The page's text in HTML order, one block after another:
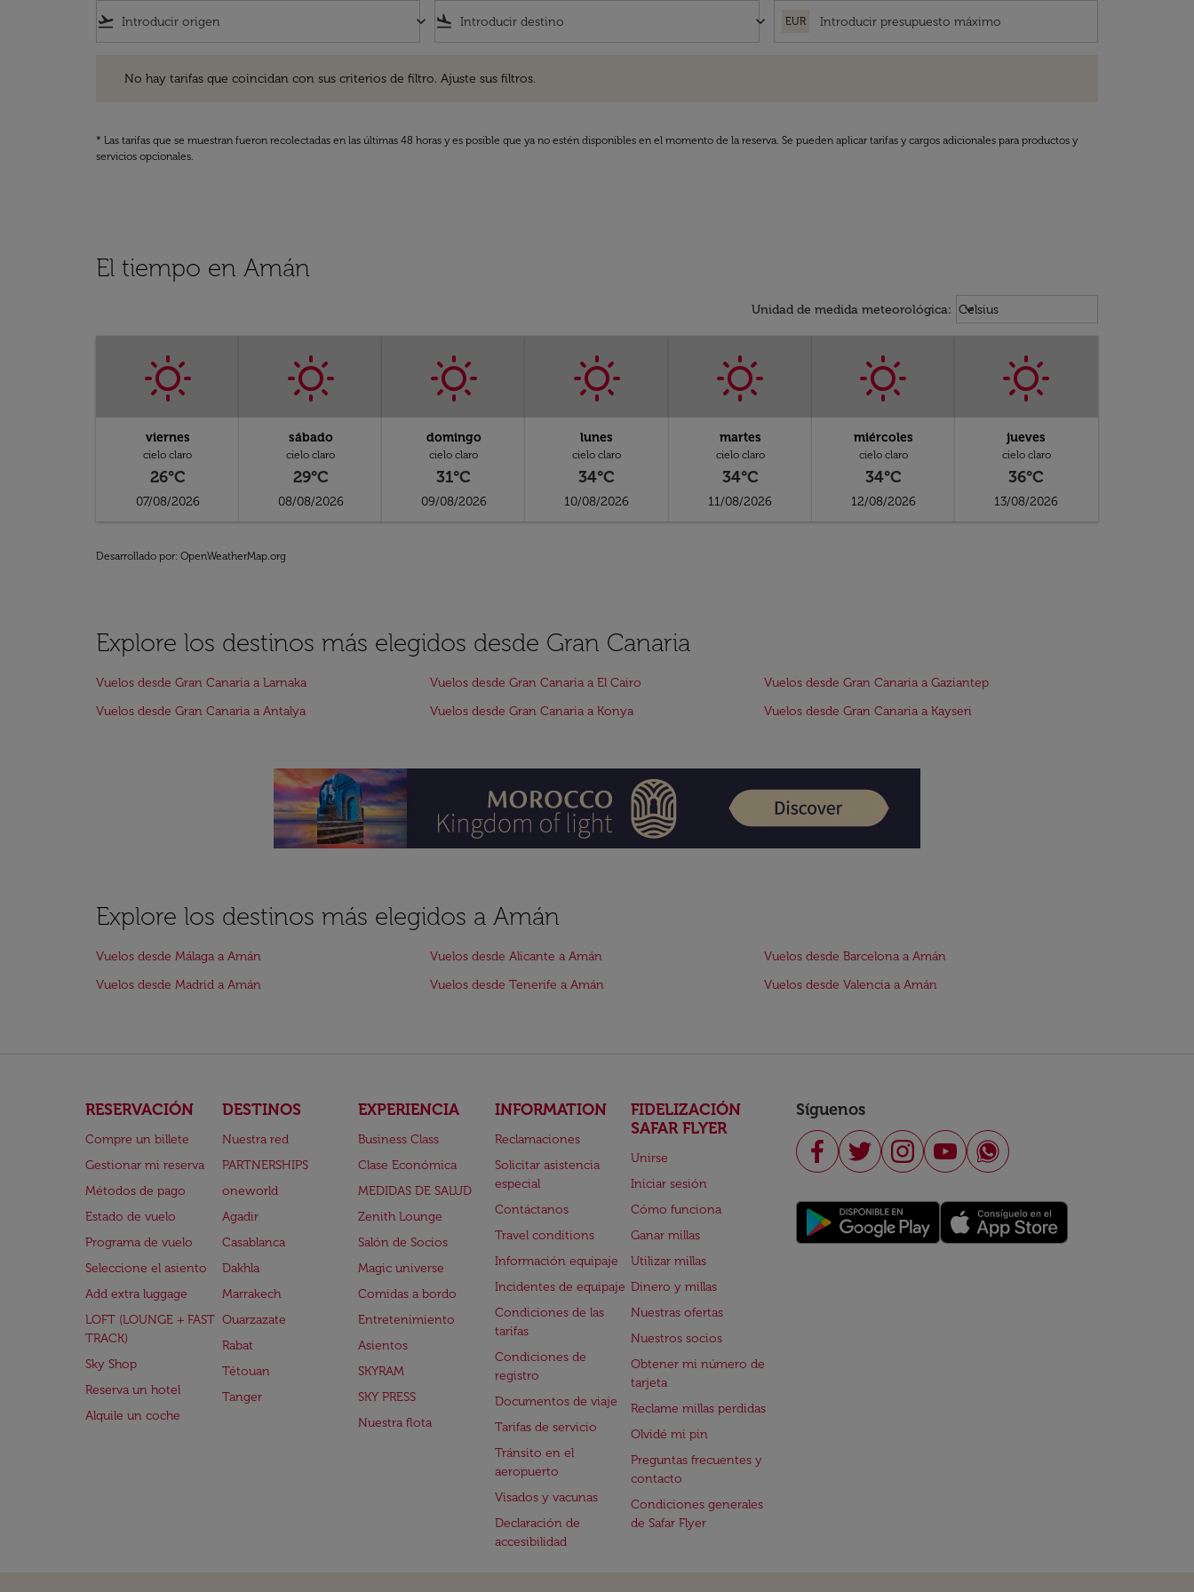
flight_takeoff keyboard_arrow_down flight_land keyboard_arrow_down EUR
No hay tarifas que coincidan con sus criterios de filtro. Ajuste sus filtros.
* Las tarifas que se muestran fueron recolectadas en las últimas 48 horas y es posible que ya no estén disponibles en el momento de la reserva. Se pueden aplicar tarifas y cargos adicionales para productos y
servicios opcionales.
El tiempo en Amán
Unidad de medida meteorológica: Weather unit option Celsius
Celsius
keyboard_arrow_down
viernes
cielo claro
26°C
07/08/2026
sábado
cielo claro
29°C
08/08/2026
domingo
cielo claro
31°C
09/08/2026
lunes
cielo claro
34°C
10/08/2026
martes
cielo claro
34°C
11/08/2026
miércoles
cielo claro
34°C
12/08/2026
jueves
cielo claro
36°C
13/08/2026
Desarrollado por: OpenWeatherMap.org
Explore los destinos más elegidos desde Gran Canaria
Vuelos desde Gran Canaria a Larnaka Vuelos desde Gran Canaria a El Cairo
Vuelos desde Gran Canaria a Gaziantep
Vuelos desde Gran Canaria a Antalya
Vuelos desde Gran Canaria a Konya Vuelos desde Gran Canaria a Kayseri
Explore los destinos más elegidos a Amán
Vuelos desde Málaga a Amán Vuelos desde Alicante a Amán
Vuelos desde Barcelona a Amán
Vuelos desde Madrid a Amán
Vuelos desde Tenerife a Amán Vuelos desde Valencia a Amán
RESERVACIÓN
Compre un billete
Gestionar mi reserva
Métodos de pago
Estado de vuelo
Programa de vuelo
Seleccione el asiento
Add extra luggage
LOFT (LOUNGE + FAST
TRACK)
Sky Shop
Reserva un hotel
Alquile un coche
DESTINOS
Nuestra red
PARTNERSHIPS
oneworld
Agadir
Casablanca
Dakhla
Marrakech
Ouarzazate
Rabat
Tétouan
Tanger
EXPERIENCIA
Business Class
Clase Económica
MEDIDAS DE SALUD
Zenith Lounge
Salón de Socios
Magic universe
Comidas a bordo
Entretenimiento
Asientos
SKYRAM
SKY PRESS
Nuestra flota
INFORMATION
Reclamaciones
Solicitar asistencia
especial
Contáctanos
Travel conditions
Información equipaje
Incidentes de equipaje
Condiciones de las
tarifas
Condiciones de
registro
Documentos de viaje
Tarifas de servicio
Tránsito en el
aeropuerto
Visados y vacunas
Declaración de
accesibilidad
FIDELIZACIÓN
SAFAR FLYER
Unirse
Iniciar sesión
Cómo funciona
Ganar millas
Utilizar millas
Dinero y millas
Nuestras ofertas
Nuestros socios
Obtener mi número de
tarjeta
Reclame millas perdidas
Olvidé mi pin
Preguntas frecuentes y
contacto
Condiciones generales
de Safar Flyer
Síguenos